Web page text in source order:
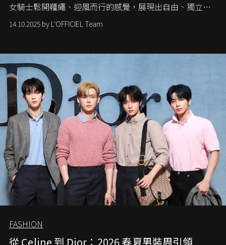
女騎士鬆開韁繩、迎風而行的感覺，展現出自由、獨立與
從容的態度。
14.10.2025 by L'OFFICIEL Team
FASHION
從 Celine 到 Dior：2026 春夏男裝周引領